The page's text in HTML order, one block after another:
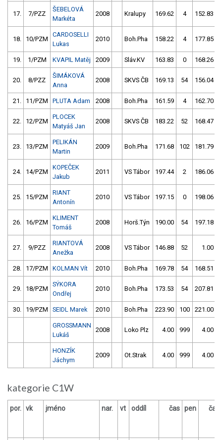
17. 7/PZZ
ŠEBELOVÁ
Markéta
2008 Kralupy 169.62 4 152.83
18. 10/PZM
CARDOSELLI
Lukas
2010 Boh.Pha 158.22 4 177.85
19. 1/PZM KVAPIL Matěj 2009 Sláv.KV 163.83 0 168.26
20. 8/PZZ
ŠIMÁKOVÁ
Anna
2008 SKVS ČB 169.13 54 156.04
21. 11/PZM PLUTA Adam 2008 Boh.Pha 161.59 4 162.70
22. 12/PZM
PLOCEK
Matyáš Jan
2008 SKVS ČB 183.22 52 168.47
23. 13/PZM
PELIKÁN
Martin
2009 Boh.Pha 171.68 102 181.79
24. 14/PZM
KOPEČEK
Jakub
2011 VS Tábor 197.44 2 186.06
25. 15/PZM
RIANT
Antonín
2010 VS Tábor 197.15 0 198.06
26. 16/PZM
KLIMENT
Tomáš
2008 Horš.Týn 190.00 54 197.18
27. 9/PZZ
RIANTOVÁ
Anežka
2008 VS Tábor 146.88 52 1.00
28. 17/PZM KOLMAN Vít 2010 Boh.Pha 169.78 54 168.51
29. 18/PZM
SÝKORA
Ondřej
2010 Boh.Pha 173.53 54 207.81
30. 19/PZM SEIDL Marek 2010 Boh.Pha 223.90 100 221.00
GROSSMANN
Lukáš
2008 Loko Plz 4.00 999 4.00
HONZÍK
Jáchym
2009 Ot.Strak 4.00 999 4.00
kategorie C1W
por. vk jméno nar. vt oddíl čas pen čas